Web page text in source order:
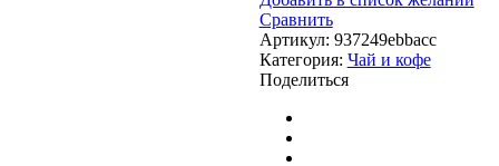
Сравнить
Артикул: 937249ebbacc
Категория: Чай и кофе
Поделиться